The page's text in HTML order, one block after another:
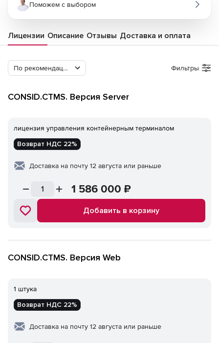
Поможем с выбором
Лицензии Описание Отзывы Доставка и оплата
По рекомендации Softline Фильтры
CONSID.CTMS. Версия Server
лицензия управления контейнерным терминалом
Возврат НДС 22%
Доставка на почту 12 августа или раньше
1 586 000 ₽
Добавить в корзину
CONSID.CTMS. Версия Web
1 штука
Возврат НДС 22%
Доставка на почту 12 августа или раньше